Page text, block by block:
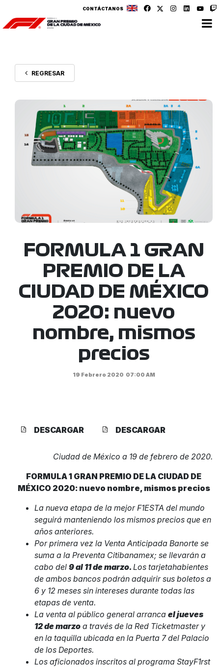
CONTÁCTANOS
REGRESAR
FORMULA 1 GRAN
PREMIO DE LA
CIUDAD DE MÉXICO
2020: nuevo
nombre, mismos
precios
19 Febrero 2020 07:00 AM
DESCARGAR DESCARGAR
Ciudad de México a 19 de febrero de 2020.
FORMULA 1 GRAN PREMIO DE LA CIUDAD DE
MÉXICO 2020: nuevo nombre, mismos precios
La nueva etapa de la mejor F1ESTA del mundo
seguirá manteniendo los mismos precios que en
años anteriores.
Por primera vez la Venta Anticipada Banorte se
suma a la Preventa Citibanamex; se llevarán a
cabo del 9 al 11 de marzo. Los tarjetahabientes
de ambos bancos podrán adquirir sus boletos a
6 y 12 meses sin intereses durante todas las
etapas de venta.
La venta al público general arranca el jueves
12 de marzo a través de la Red Ticketmaster y
en la taquilla ubicada en la Puerta 7 del Palacio
de los Deportes.
Los aficionados inscritos al programa StayF1rst